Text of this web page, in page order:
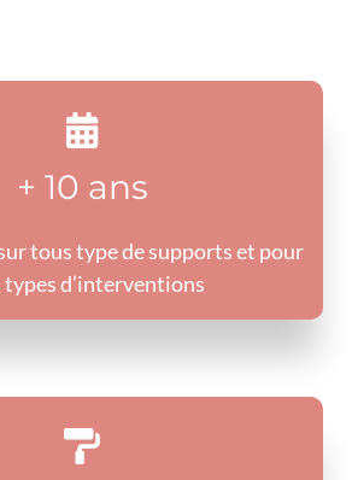
+ 10 ans
tous type de supports et pour
d’interventions